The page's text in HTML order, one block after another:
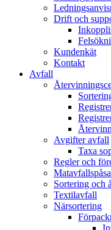
Drift och
Kundenkät
Kontakt
Avfall
Avgifter avfall
Taxa
Regler och
Sortering och
Textilavfall
Närsortering